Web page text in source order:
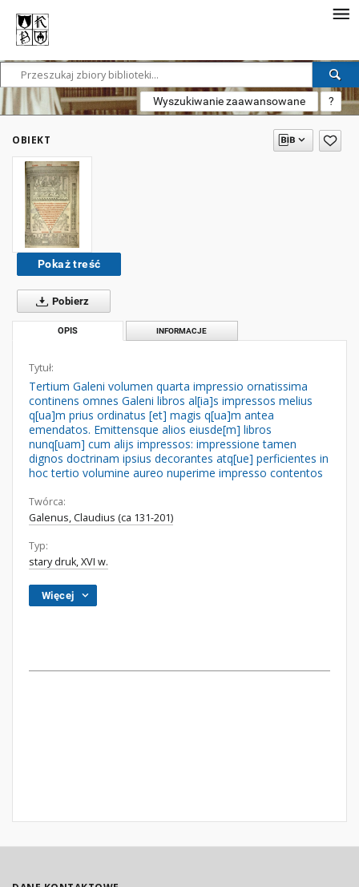
Wyszukiwanie zaawansowane ?
OBIEKT
Pokaż treść
Pobierz
OPIS INFORMACJE
Tytuł:
Tertium Galeni volumen quarta impressio ornatissima
continens omnes Galeni libros al[ia]s impressos melius
q[ua]m prius ordinatus [et] magis q[ua]m antea
emendatos. Emittensque alios eiusde[m] libros
nunq[uam] cum alijs impressos: impressione tamen
dignos doctrinam ipsius decorantes atq[ue] perficientes in
hoc tertio volumine aureo nuperime impresso contentos
Twórca:
Galenus, Claudius (ca 131-201)
Typ:
stary druk, XVI w.
Więcej